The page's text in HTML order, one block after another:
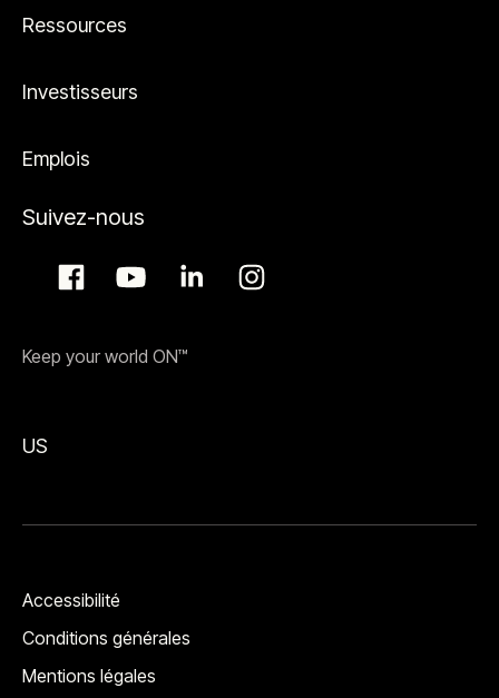
Ressources
Investisseurs
Emplois
Suivez-nous
Keep your world ON™
US
Accessibilité
Conditions générales
Mentions légales